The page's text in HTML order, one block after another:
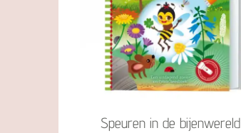
Speuren in de bijenwereld |